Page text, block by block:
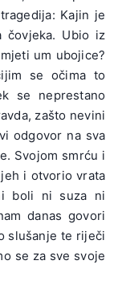
Kajin je
čovjeka. Ubio iz
um ubojice?
se očima to
se neprestano
zašto nevini
odgovor na sva
Svojom smrću i
i otvorio vrata
boli ni suza ni
danas govori
slušanje te riječi
se za sve svoje